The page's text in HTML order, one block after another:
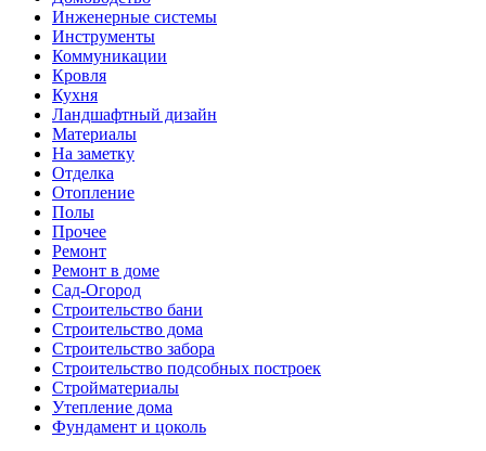
Инженерные системы
Инструменты
Коммуникации
Кровля
Кухня
Ландшафтный дизайн
Материалы
На заметку
Отделка
Отопление
Полы
Прочее
Ремонт
Ремонт в доме
Сад-Огород
Строительство бани
Строительство дома
Строительство забора
Строительство подсобных построек
Стройматериалы
Утепление дома
Фундамент и цоколь